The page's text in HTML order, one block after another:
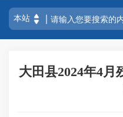
大田县2024年4